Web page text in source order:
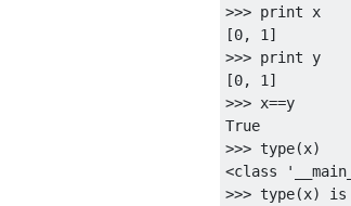
>>> print
[0, 1 ]
>>> print
[0, 1 ]
>>> x==
True
>>> type(x)
<class
>>> type(x) is